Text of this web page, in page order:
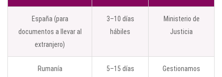
España (para
documentos a llevar al
extranjero)
3–10 días
hábiles
Ministerio de
Justicia
Rumanía
5–15 días
Gestionamos